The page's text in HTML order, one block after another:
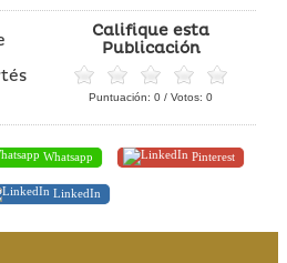
Califique esta
Publicación
Puntuación: 0 / Votos: 0
Whatsapp Pinterest
LinkedIn